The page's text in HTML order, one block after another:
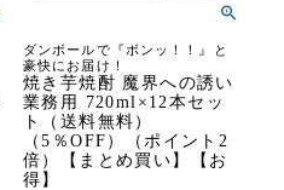
ダンボールで『ボンッ！！』と
豪快にお届け！
焼き芋焼酎 魔界への誘い
業務用 720ml×12本セッ
ト（送料無料）
（5％OFF）（ポイント2
倍）【まとめ買い】【お
得】